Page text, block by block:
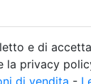
e di
la privacy
di vendita -